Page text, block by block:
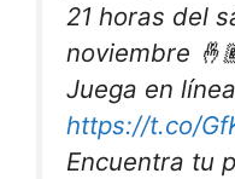
21 horas del
noviembre
Juega en línea
https://t.co/
Encuentra tu